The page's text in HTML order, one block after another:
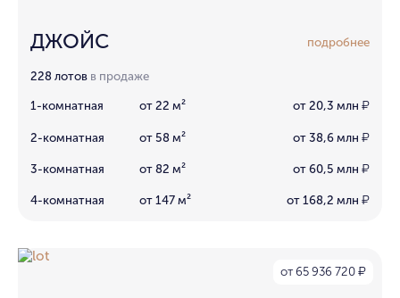
ДЖОЙС подробнее
228 лотов в продаже
1-комнатная от 22 м² от 20,3 млн ₽
2-комнатная от 58 м² от 38,6 млн ₽
3-комнатная от 82 м² от 60,5 млн ₽
4-комнатная от 147 м² от 168,2 млн ₽
от 65 936 720 ₽